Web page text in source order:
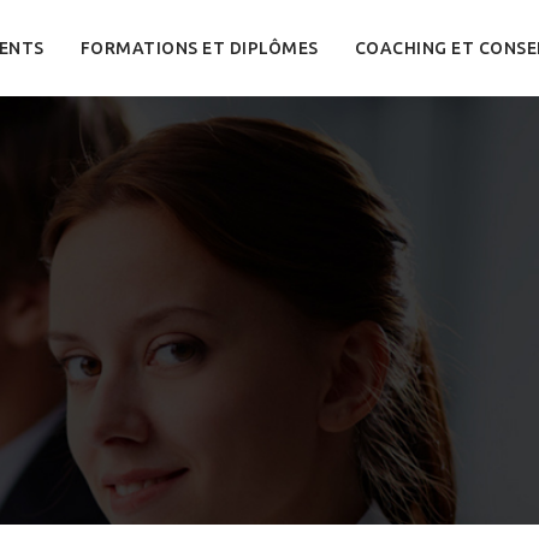
FORMATIONS ET DIPLÔMES COACHING ET